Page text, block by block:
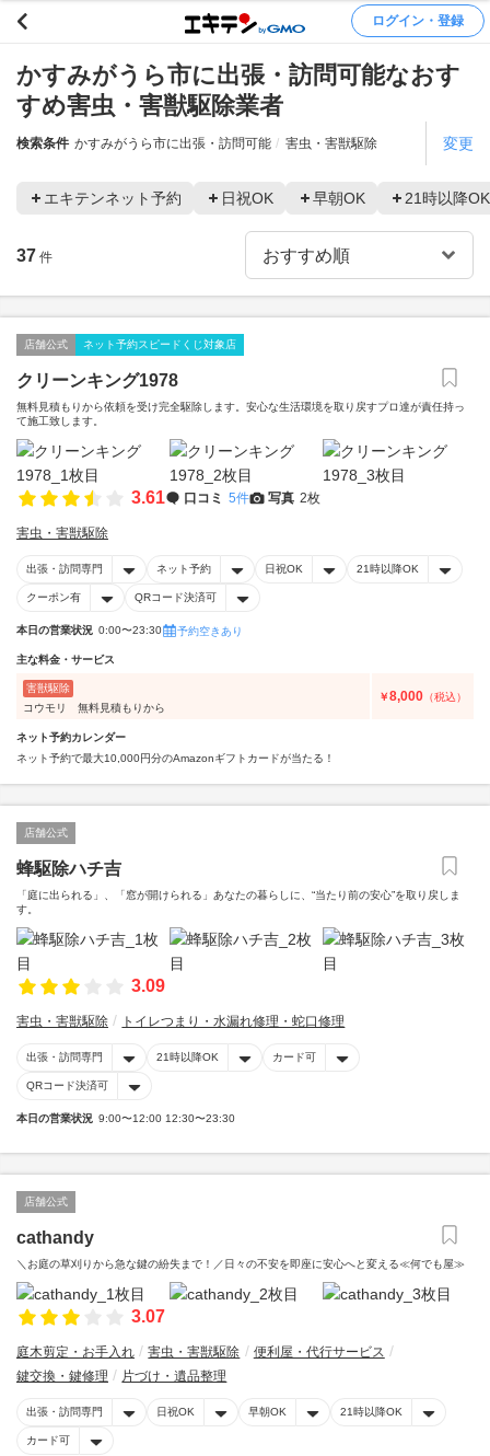
ログイン・登録
かすみがうら市に出張・訪問可能なおす
すめ害虫・害獣駆除業者
検索条件 かすみがうら市に出張・訪問可能 害虫・害獣駆除 変更
エキテンネット予約 日祝OK 早朝OK 21時以降OK
37 件
店舗公式 ネット予約スピードくじ対象店
クリーンキング1978
無料見積もりから依頼を受け完全駆除します。安心な生活環境を取り戻すプロ達が責任持っ
て施工致します。
3.61 口コミ 5件 写真 2枚
害虫・害獣駆除
出張・訪問専門 ネット予約 日祝OK 21時以降OK
クーポン有 QRコード決済可
本日の営業状況 0:00〜23:30 予約空きあり
主な料金・サービス
害獣駆除
コウモリ 無料見積もりから
￥8,000 （税込）
ネット予約カレンダー
ネット予約で最大10,000円分のAmazonギフトカードが当たる！
店舗公式
蜂駆除ハチ吉
「庭に出られる」、「窓が開けられる」あなたの暮らしに、“当たり前の安心”を取り戻しま
す。
3.09
害虫・害獣駆除 トイレつまり・水漏れ修理・蛇口修理
出張・訪問専門 21時以降OK カード可
QRコード決済可
本日の営業状況 9:00〜12:00 12:30〜23:30
店舗公式
cathandy
＼お庭の草刈りから急な鍵の紛失まで！／日々の不安を即座に安心へと変える≪何でも屋≫
3.07
庭木剪定・お手入れ 害虫・害獣駆除
便利屋・代行サービス
鍵交換・鍵修理
片づけ・遺品整理
出張・訪問専門 日祝OK 早朝OK 21時以降OK
カード可